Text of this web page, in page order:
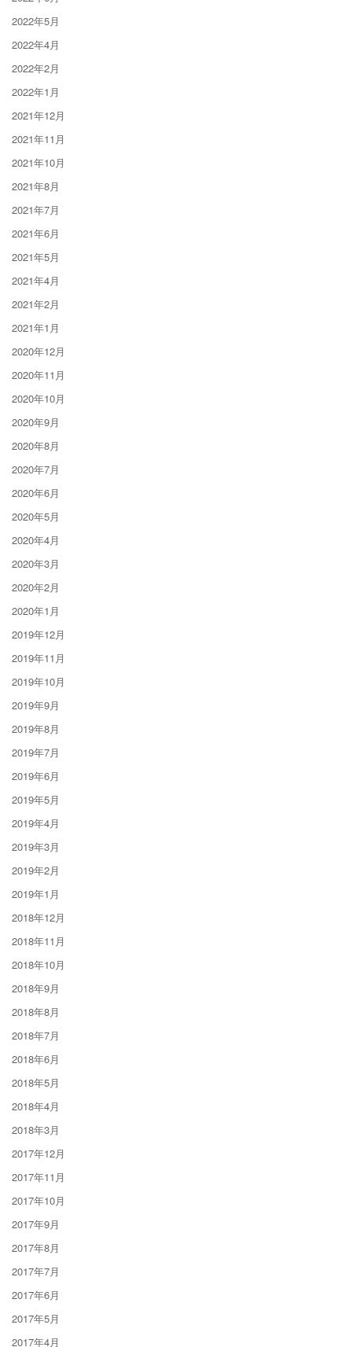
2022年5月
2022年4月
2022年2月
2022年1月
2021年12月
2021年11月
2021年10月
2021年8月
2021年7月
2021年6月
2021年5月
2021年4月
2021年2月
2021年1月
2020年12月
2020年11月
2020年10月
2020年9月
2020年8月
2020年7月
2020年6月
2020年5月
2020年4月
2020年3月
2020年2月
2020年1月
2019年12月
2019年11月
2019年10月
2019年9月
2019年8月
2019年7月
2019年6月
2019年5月
2019年4月
2019年3月
2019年2月
2019年1月
2018年12月
2018年11月
2018年10月
2018年9月
2018年8月
2018年7月
2018年6月
2018年5月
2018年4月
2018年3月
2017年12月
2017年11月
2017年10月
2017年9月
2017年8月
2017年7月
2017年6月
2017年5月
2017年4月